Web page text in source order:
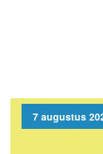
7 augustus